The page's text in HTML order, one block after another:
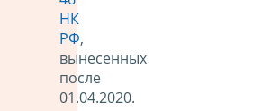
НК
РФ,
вынесенных
после
01.04.2020.